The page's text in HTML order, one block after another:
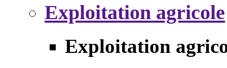
Exploitation agricole
Exploitation